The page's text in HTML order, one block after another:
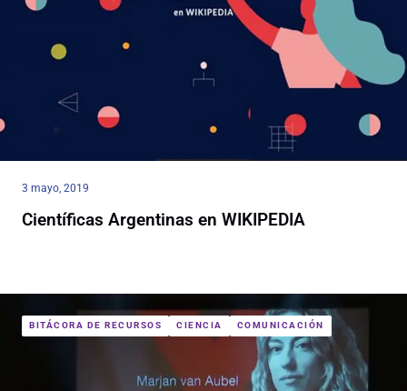
3 mayo, 2019
Científicas Argentinas en WIKIPEDIA
BITÁCORA DE RECURSOS CIENCIA COMUNICACIÓN